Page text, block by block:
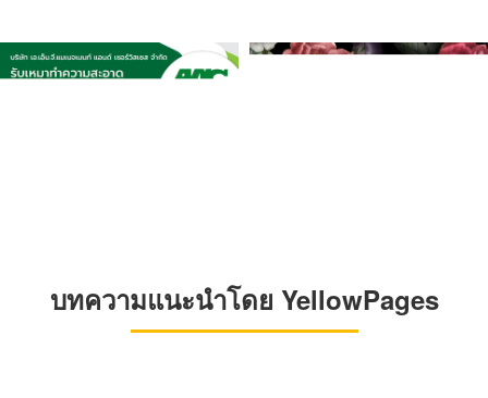
บทความแนะนำโดย YellowPages